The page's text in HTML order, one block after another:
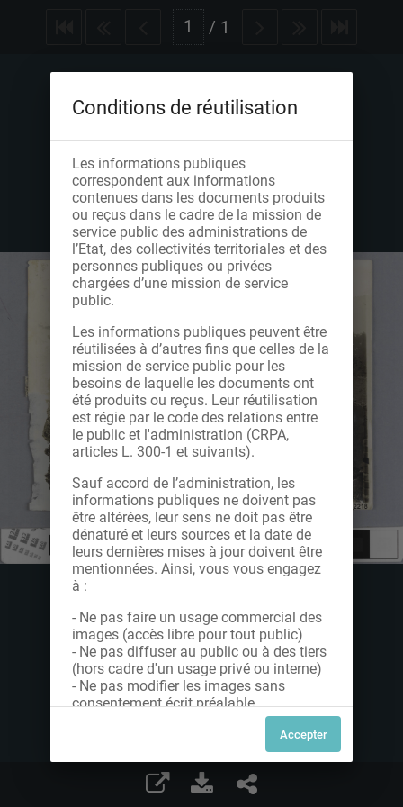
/ 1
Conditions de réutilisation
Les informations publiques
correspondent aux informations
contenues dans les documents produits
ou reçus dans le cadre de la mission de
service public des administrations de
l’Etat, des collectivités territoriales et des
personnes publiques ou privées
chargées d’une mission de service
public.
Les informations publiques peuvent être
réutilisées à d’autres fins que celles de la
mission de service public pour les
besoins de laquelle les documents ont
été produits ou reçus. Leur réutilisation
est régie par le code des relations entre
le public et l'administration (CRPA,
articles L. 300-1 et suivants).
Sauf accord de l’administration, les
informations publiques ne doivent pas
être altérées, leur sens ne doit pas être
dénaturé et leurs sources et la date de
leurs dernières mises à jour doivent être
mentionnées. Ainsi, vous vous engagez
à :
- Ne pas faire un usage commercial des
images (accès libre pour tout public)
- Ne pas diffuser au public ou à des tiers
(hors cadre d'un usage privé ou interne)
- Ne pas modifier les images sans
consentement écrit préalable
Dans le cas contraire, nous vous invitons
à nous contacter afin de solliciter le type
de Licence souhaitée parmi celles
proposées et le cas échéant, acquitter